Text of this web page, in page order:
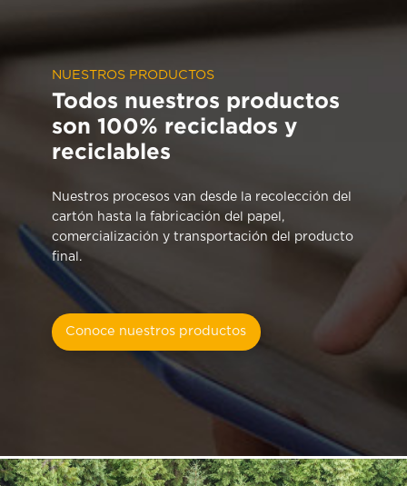
NUESTROS PRODUCTOS
Todos nuestros productos
son 100% reciclados y
reciclables
Nuestros procesos van desde la recolección del
cartón hasta la fabricación del papel,
comercialización y transportación del producto
final.
Conoce nuestros productos